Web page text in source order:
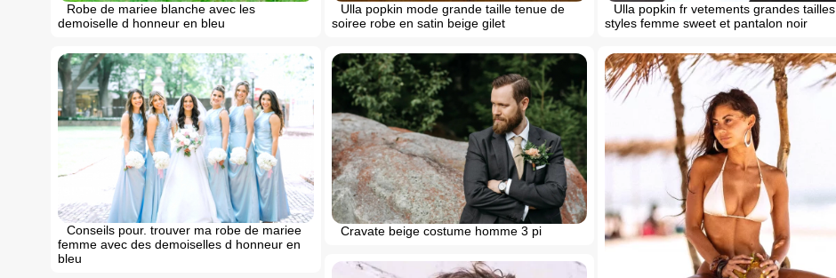
Robe de mariee blanche avec les
demoiselle d honneur en bleu
Ulla popkin mode grande taille tenue de
soiree robe en satin beige gilet
Ulla popkin fr vetements grandes tailles
styles femme sweet et pantalon noir
Conseils pour. trouver ma robe de mariee
femme avec des demoiselles d honneur en
bleu
Cravate beige costume homme 3 pi